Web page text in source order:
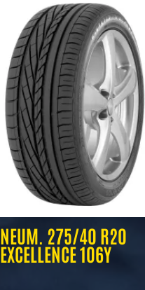
NEUM. 275/40 R20
EXCELLENCE 106Y